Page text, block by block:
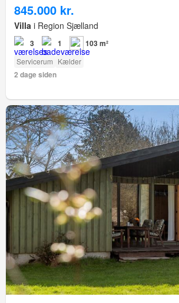
845.000 kr.
Villa i Region Sjælland
3 1 103 m²
Servicerum Kælder
2 dage siden